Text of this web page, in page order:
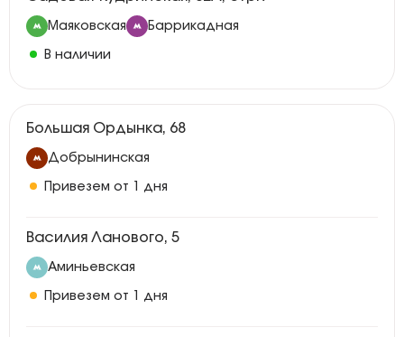
Маяковская Баррикадная
В наличии
Большая Ордынка, 68
Добрынинская
Привезем от 1 дня
Василия Ланового, 5
Аминьевская
Привезем от 1 дня